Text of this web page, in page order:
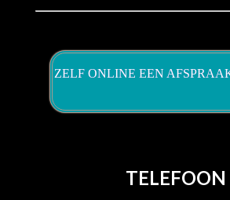
ZELF ONLINE EEN
TELEFOON